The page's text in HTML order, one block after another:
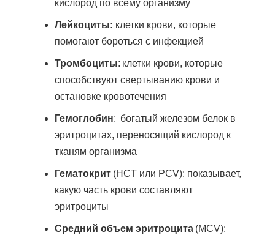
кислород по всему организму
Лейкоциты: клетки крови, которые
помогают бороться с инфекцией
Тромбоциты: клетки крови, которые
способствуют свертыванию крови и
остановке кровотечения
Гемоглобин: богатый железом белок в
эритроцитах, переносящий кислород к
тканям организма
Гематокрит(HCT или PCV): показывает,
какую часть крови составляют
эритроциты
Средний объем эритроцита(MCV):